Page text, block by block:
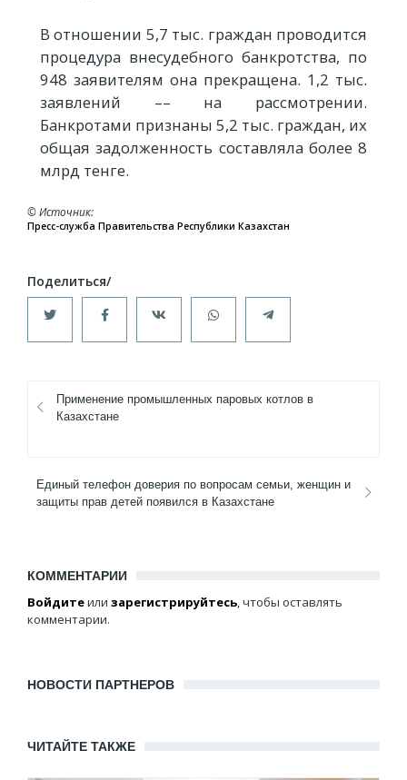
В отношении 5,7 тыс. граждан проводится
процедура внесудебного банкротства, по
948 заявителям она прекращена. 1,2 тыс.
заявлений –– на рассмотрении.
Банкротами признаны 5,2 тыс. граждан, их
общая задолженность составляла более 8
млрд тенге.
© Источник
Пресс-служба Правительства Республики Казахстан
Применение промышленных паровых котлов в
Казахстане
Единый телефон доверия по вопросам семьи, женщин и
защиты прав детей появился в Казахстане
КОММЕНТАРИИ
Войдитеили зарегистрируйтесь, чтобы оставлять
комментарии.
НОВОСТИ ПАРТНЕРОВ
ЧИТАЙТЕ ТАКЖЕ